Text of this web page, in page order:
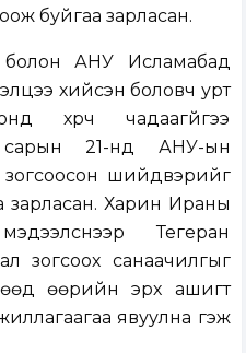
буйгаа зарласан.
АНУ Исламабад
хийсэн боловч урт
хүрч чадаагүйгээ
21-нд АНУ-ын
шийдвэрийг
зарласан. Харин Ираны
Тегеран
зогсоох санаачилгыг
өөрийн эрх ашигт
явуулна гэж